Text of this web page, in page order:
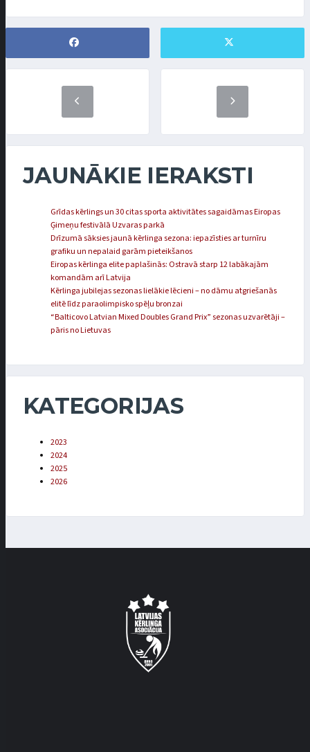
JAUNĀKIE IERAKSTI
Grīdas kērlings un 30 citas sporta aktivitātes sagaidāmas Eiropas
Ģimeņu festivālā Uzvaras parkā
Drīzumā sāksies jaunā kērlinga sezona: iepazīsties ar turnīru
grafiku un nepalaid garām pieteikšanos
Eiropas kērlinga elite paplašinās: Ostravā starp 12 labākajām
komandām arī Latvija
Kērlinga jubilejas sezonas lielākie lēcieni – no dāmu atgriešanās
elitē līdz paraolimpisko spēļu bronzai
“Balticovo Latvian Mixed Doubles Grand Prix” sezonas uzvarētāji –
pāris no Lietuvas
KATEGORIJAS
2023
2024
2025
2026